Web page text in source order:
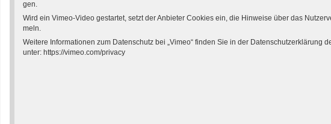
gen.
Wird ein Vimeo-Video ge­star­tet, setzt der An­bie­ter Coo­kies ein, die Hin­wei­se über das
meln.
Wei­te­re In­for­ma­tio­nen zum Da­ten­schutz bei „Vimeo“ fin­den Sie in der Da­ten­schutz­er­klä­rung
unter: https://​vimeo.​com/​pri­va­cy